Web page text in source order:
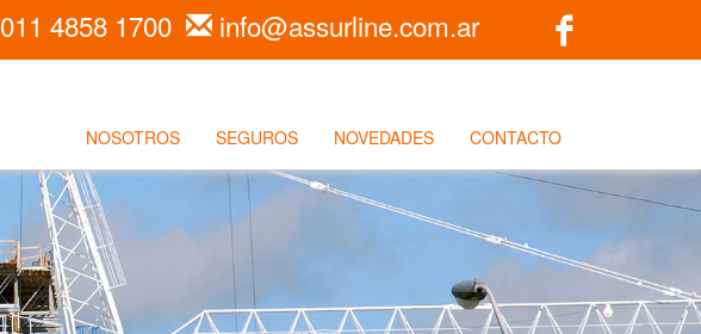
011 4858 1700 info@assurline.com.ar
NOSOTROS SEGUROS NOVEDADES CONTACTO